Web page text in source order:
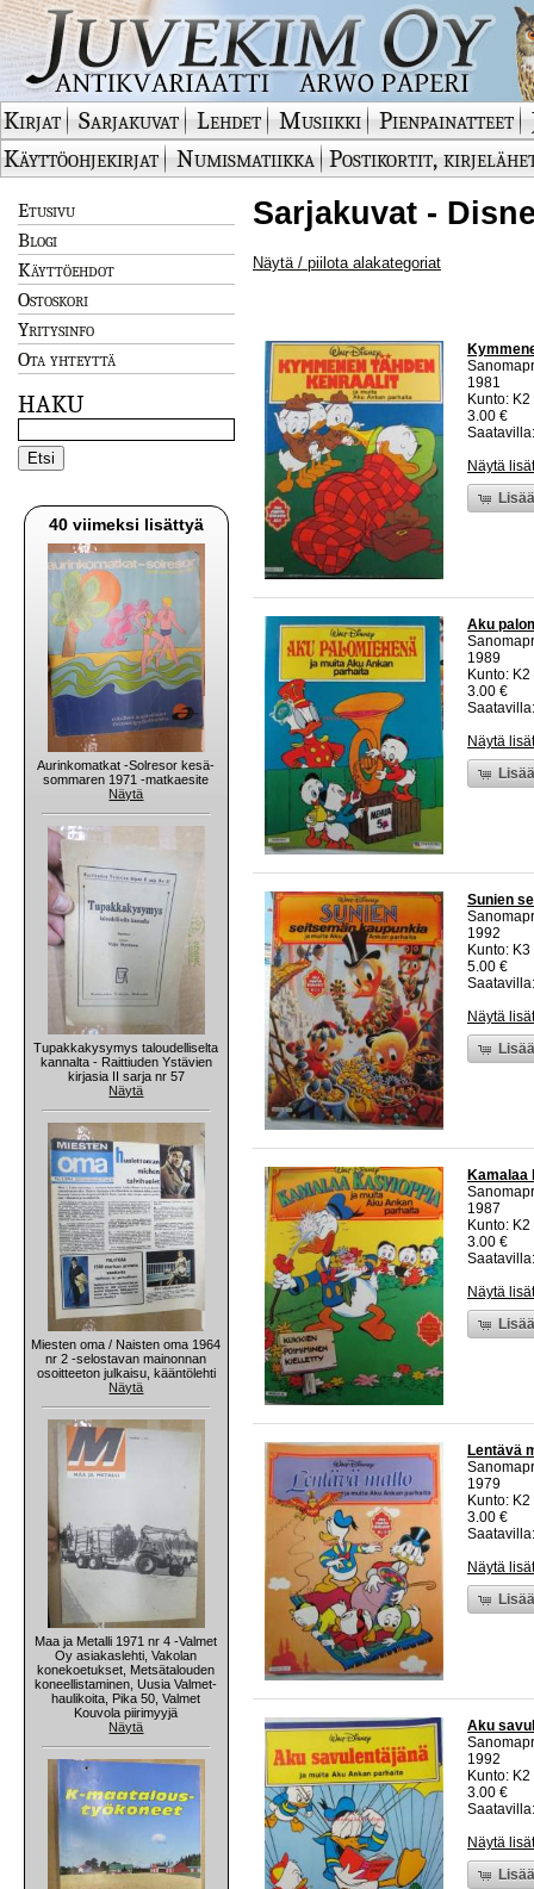
Kirjat Sarjakuvat Lehdet Musiikki Pienpainatteet
Käyttöohjekirjat
Numismatiikka Postikortit,
Etusivu
Blogi
Käyttöehdot
Ostoskori
Yritysinfo
Ota yhteyttä
HAKU
40 viimeksi lisättyä
Aurinkomatkat -Solresor kesä-
sommaren 1971 -matkaesite
Näytä
Tupakkakysymys taloudelliselta
kannalta - Raittiuden Ystävien
kirjasia II sarja nr 57
Näytä
Miesten oma / Naisten oma 1964
nr 2 -selostavan mainonnan
osoitteeton julkaisu, kääntölehti
Näytä
Maa ja Metalli 1971 nr 4 -Valmet
Oy asiakaslehti, Vakolan
konekoetukset, Metsätalouden
koneellistaminen, Uusia Valmet-
haulikoita, Pika 50, Valmet
Kouvola piirimyyjä
Näytä
Sarjakuvat -
Näytä / piilota alakategoriat
1981
Kunto:
3.00 €
Näytä
Aku
1989
Kunto:
3.00 €
Näytä
Sunien
1992
Kunto:
5.00 €
Näytä
Kamalaa
1987
Kunto:
3.00 €
Näytä
Lentävä
1979
Kunto:
3.00 €
Näytä
Aku
1992
Kunto:
3.00 €
Näytä